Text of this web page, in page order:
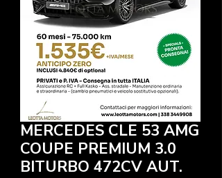
MERCEDES CLE 53 AMG
COUPE PREMIUM 3.0
BITURBO 472CV AUT.